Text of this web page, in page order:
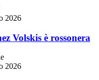
2026
Volskis è rossonera
2026